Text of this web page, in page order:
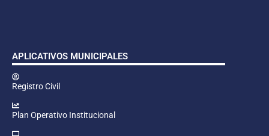
APLICATIVOS MUNICIPALES
Registro Civil
Plan Operativo Institucional